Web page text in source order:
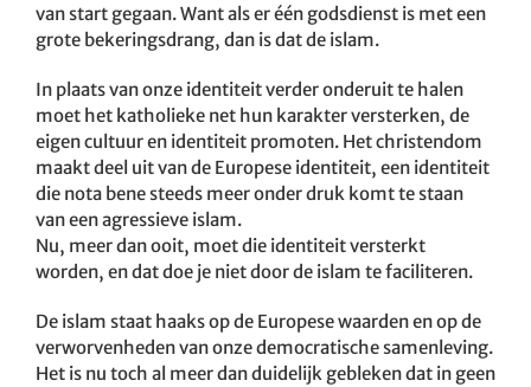
van start gegaan. Want als er één godsdienst is met een
grote bekeringsdrang, dan is dat de islam.
In plaats van onze identiteit verder onderuit te halen
moet het katholieke net hun karakter versterken, de
eigen cultuur en identiteit promoten. Het christendom
maakt deel uit van de Europese identiteit, een identiteit
die nota bene steeds meer onder druk komt te staan
van een agressieve islam.
Nu, meer dan ooit, moet die identiteit versterkt
worden, en dat doe je niet door de islam te faciliteren.
De islam staat haaks op de Europese waarden en op de
verworvenheden van onze democratische samenleving.
Het is nu toch al meer dan duidelijk gebleken dat in geen